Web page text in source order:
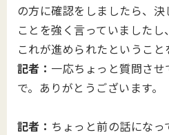
の方に確認をしましたら、
ことを強く言っていました
これが進められたということ
記者： 一応ちょっと質問さ
で。ありがとうございます。
記者： ちょっと前の話にな